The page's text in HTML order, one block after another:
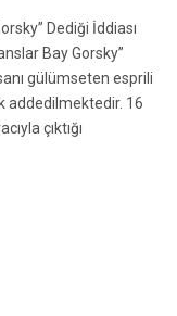
Dediği İddiası
Bay Gorsky”
gülümseten esprili
addedilmektedir. 16
çıktığı